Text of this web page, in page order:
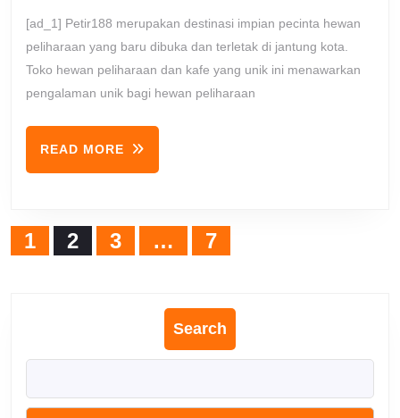
Impian
Para
Pencinta
[ad_1] Petir188 merupakan destinasi impian pecinta hewan
peliharaan yang baru dibuka dan terletak di jantung kota.
Toko hewan peliharaan dan kafe yang unik ini menawarkan
pengalaman unik bagi hewan peliharaan
READ MORE
MORE
Posts
navigation
1 2 3 … 7
Search